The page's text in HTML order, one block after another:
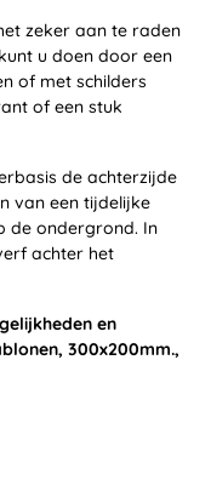
zeker aan te raden
u doen door een
of met schilders
of een stuk
de achterzijde
van een tijdelijke
de ondergrond. In
achter het
en
300x200mm.,